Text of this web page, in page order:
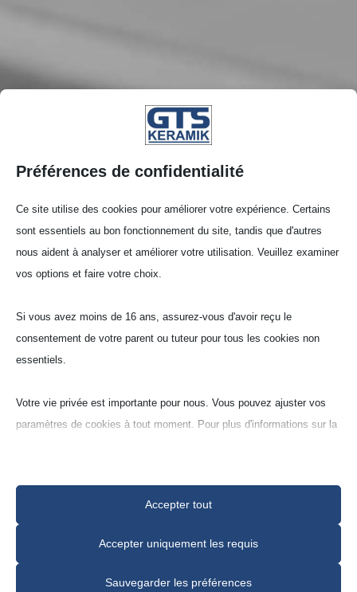
Creusets de laboratoire
cylindriques (Z)
Tita­nate d’alu­mi­nium poreux
(Tialit‑G)
oxyde de titane (Al2TiO5)
Préférences de confidentialité
Ce site utilise des cookies pour améliorer votre expérience. Certains
sont essentiels au bon fonctionnement du site, tandis que d'autres
nous aident à analyser et améliorer votre utilisation. Veuillez examiner
vos options et faire votre choix.
Si vous avez moins de 16 ans, assurez-vous d'avoir reçu le
consentement de votre parent ou tuteur pour tous les cookies non
essentiels.
Votre vie privée est importante pour nous. Vous pouvez ajuster vos
paramètres de cookies à tout moment. Pour plus d'informations sur la
moment en cliquant sur le bouton des paramètres ci-dessous.
Notez que si vous choisissez de désactiver certains types de
cookies, cela peut affecter votre expérience du site et les services
Accepter tout
Accepter uniquement les requis
Sauvegarder les préférences